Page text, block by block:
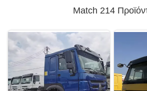
Match 214